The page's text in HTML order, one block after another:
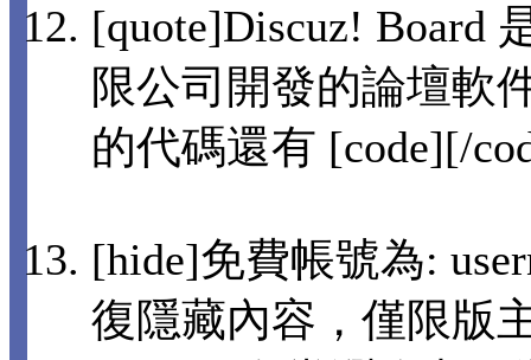
[quote]Discuz! Board
限公司開發的論壇軟
的代碼還有 [code][/
[hide]免費帳號為:
復隱藏內容，僅限版